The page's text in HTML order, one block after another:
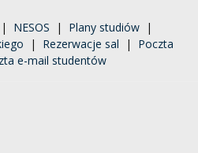
| NESOS | Plany studiów |
| Rezerwacje sal | Poczta
e-mail studentów